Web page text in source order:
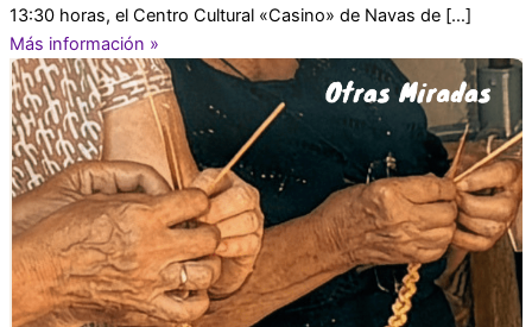
13:30 horas, el Centro Cultural «Casino» de Navas de […]
Más información »